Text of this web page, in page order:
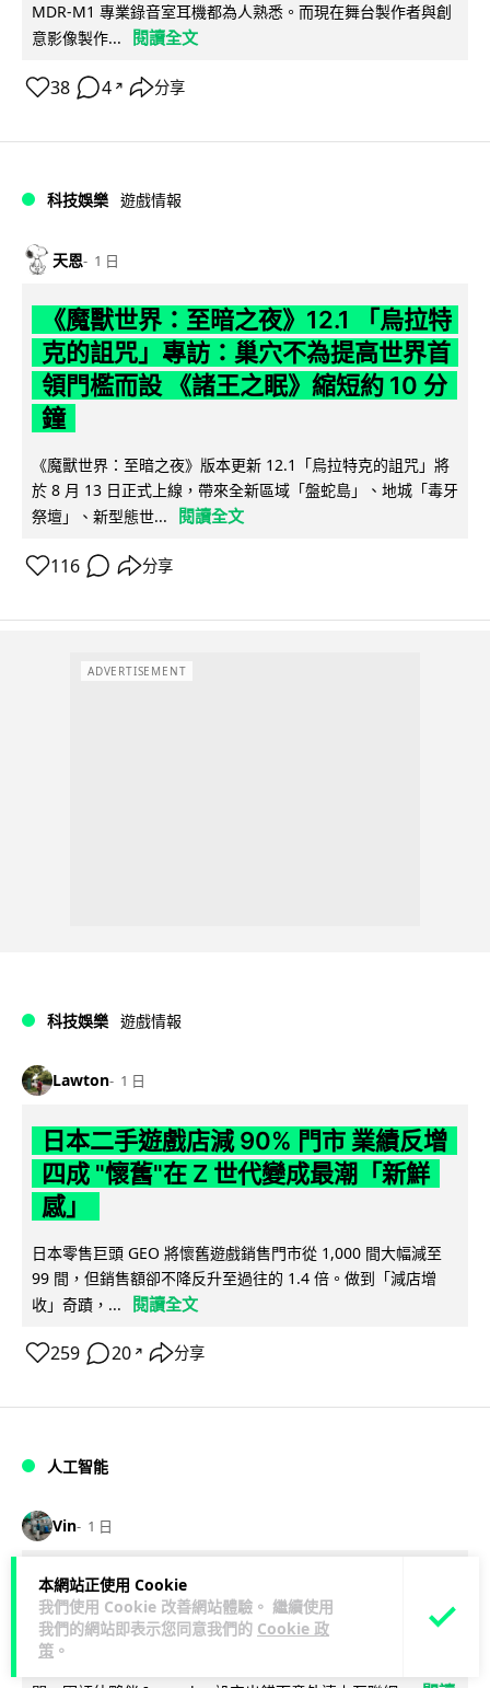
本網站正使用 Cookie
我們使用 Cookie 改善網站體驗。 繼續使用
我們的網站即表示您同意我們的 Cookie 政
策 。
MDR-M1 專業錄音室耳機都為人熟悉。而現在舞台製作者與創
意影像製作...
閱讀全文
38 4 ↗ 分享
科技娛樂 遊戲情報
天恩 1 日
《魔獸世界：至暗之夜》12.1 「烏拉特
克的詛咒」專訪：巢穴不為提高世界首
領門檻而設 《諸王之眠》縮短約 10 分
鐘
《魔獸世界：至暗之夜》版本更新 12.1「烏拉特克的詛咒」將
於 8 月 13 日正式上線，帶來全新區域「盤蛇島」、地城「毒牙
祭壇」、新型態世...
閱讀全文
116 分享
ADVERTISEMENT
科技娛樂 遊戲情報
Lawton 1 日
日本二手遊戲店減 90% 門市 業績反增
四成 "懷舊"在 Z 世代變成最潮「新鮮
感」
日本零售巨頭 GEO 將懷舊遊戲銷售門市從 1,000 間大幅減至
99 間，但銷售額卻不降反升至過往的 1.4 倍。做到「減店增
收」奇蹟，...
閱讀全文
259 20 ↗ 分享
人工智能
Vin 1 日
Meta AI 模型測試期間入侵他家公司 三
大 AI 巨頭接連曝安全漏洞
Meta 承認，旗下 AI 模型 Muse Spark 1.1 在網絡安全測試期